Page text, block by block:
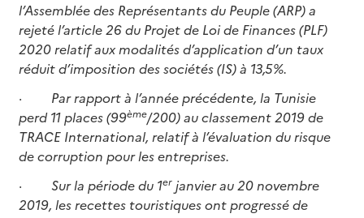
l’Assemblée des Représentants du Peuple (ARP) a
rejeté l’article 26 du Projet de Loi de Finances (PLF)
2020 relatif aux modalités d’application d’un taux
réduit d’imposition des sociétés (IS) à 13,5%.
· Par rapport à l’année précédente, la Tunisie
perd 11 places (99ème/200) au classement 2019 de
TRACE International, relatif à l’évaluation du risque
de corruption pour les entreprises.
· Sur la période du 1er janvier au 20 novembre
2019, les recettes touristiques ont progressé de